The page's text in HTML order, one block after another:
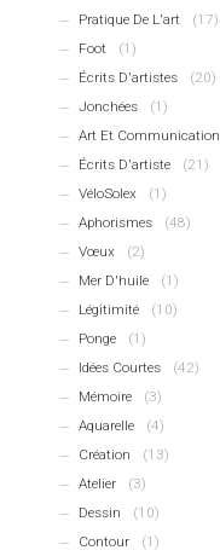
Pratique De L'art
(17)
Foot
(1)
Écrits D'artistes
(20)
Jonchées
(1)
Art Et Communication
Écrits D'artiste
(21)
VéloSolex
(1)
Aphorismes
(48)
Vœux
(2)
Mer D'huile
(1)
Légitimité
(10)
Ponge
(1)
Idées Courtes
(42)
Mémoire
(3)
Aquarelle
(4)
Création
(13)
Atelier
(3)
Dessin
(10)
Contour
(1)